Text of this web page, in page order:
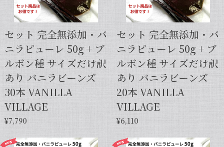
セット 完全無添加・バ
ニラピューレ 50g + ブ
ルボン種 サイズだけ訳
あり バニラビーンズ
30本 VANILLA
VILLAGE
¥7,790
セット 完全無添加・バ
ニラピューレ 50g + ブ
ルボン種 サイズだけ訳
あり バニラビーンズ
20本 VANILLA
VILLAGE
¥6,110